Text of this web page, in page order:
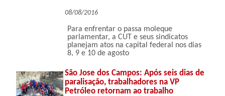
08/08/2016
Para enfrentar o passa moleque
parlamentar, a CUT e seus sindicatos
planejam atos na capital federal nos dias
8, 9 e 10 de agosto
São Jose dos Campos: Após seis dias de
paralisação, trabalhadores na VP
Petróleo retornam ao trabalho